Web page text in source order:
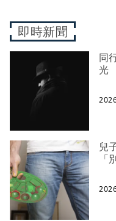
即時新聞
同
光
兒
「